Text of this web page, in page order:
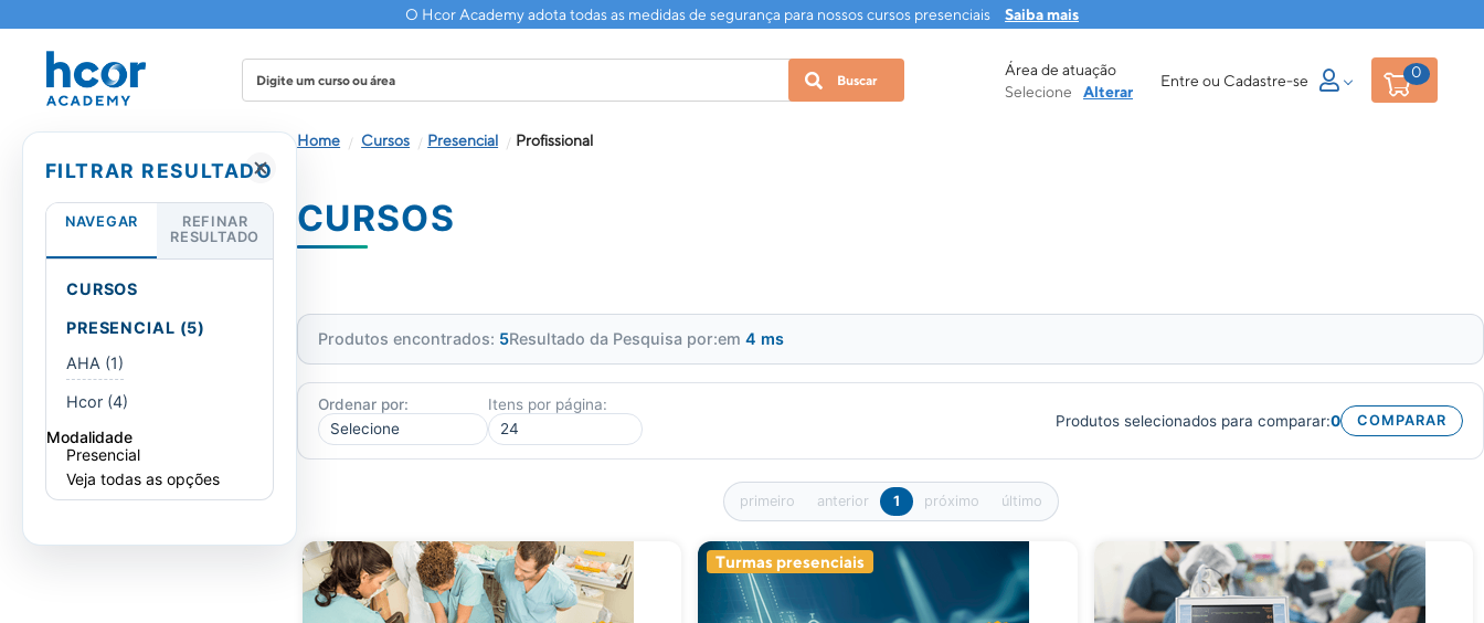
O Hcor Academy adota todas as medidas de segurança para nossos cursos presenciais Saiba mais
Área de atuação
Selecione
Alterar
Entre ou Cadastre-se 0
FILTRAR RESULTADO
NAVEGAR
REFINAR
RESULTADO
CURSOS
PRESENCIAL (5)
AHA (1)
Hcor (4)
Modalidade
Presencial
Veja todas as opções
Cursos Presencial Profissional
CURSOS
Produtos encontrados: 5Resultado da Pesquisa por:em 4 ms
Ordenar por:
Itens por página:
Produtos selecionados para comparar:0 COMPARAR
primeiro anterior 1 próximo último
Turmas presenciais